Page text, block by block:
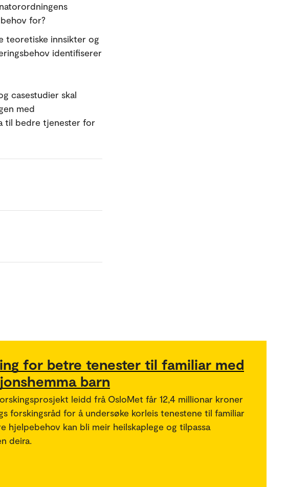
for?
teoretiske innsikter og
identifiserer
casestudier skal
med
til bedre tjenester for
for betre tenester til familiar med
barn
leidd frå OsloMet får 12,4 millionar kroner
forskingsråd for å undersøke korleis tenestene til familiar
hjelpebehov kan bli meir heilskaplege og tilpassa
deira.